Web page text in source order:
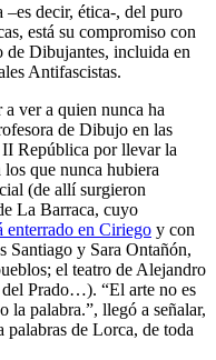
–es decir, ética-, del puro
está su compromiso con
de Dibujantes, incluida en
Antifascistas.
ver a quien nunca ha
de Dibujo en las
II República por llevar la
que nunca hubiera
(de allí surgieron
La Barraca, cuyo
enterrado en Ciriego y con
Santiago y Sara Ontañón,
el teatro de Alejandro
del Prado…). “El arte no es
la palabra.”, llegó a señalar,
palabras de Lorca, de toda